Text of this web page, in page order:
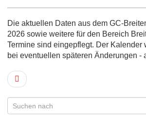
Die aktuellen Daten aus dem GC-
2026 sowie weitere für den Bereich
Termine sind eingepflegt. Der Kalender
bei eventuellen späteren Änderungen -